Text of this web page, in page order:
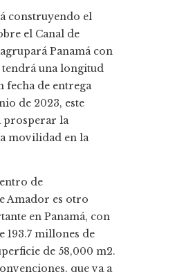
construyendo el
el Canal de
Panamá con
tendrá una longitud
fecha de entrega
de 2023, este
prosperar la
movilidad en la
de
Amador es otro
en Panamá, con
193.7 millones de
de 58,000 m2.
que va a